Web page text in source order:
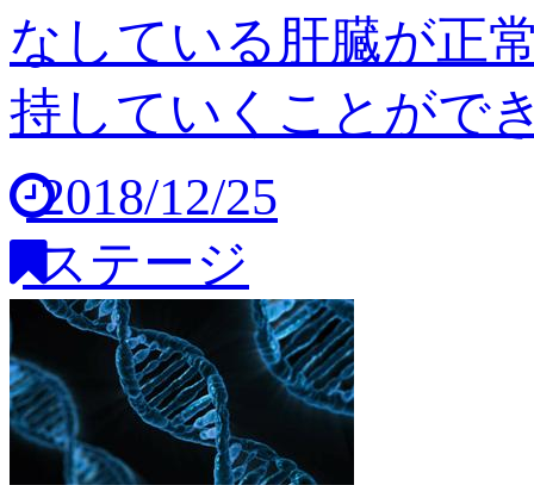
なしている肝臓が正
持していくことがで
2018/12/25
ステージ